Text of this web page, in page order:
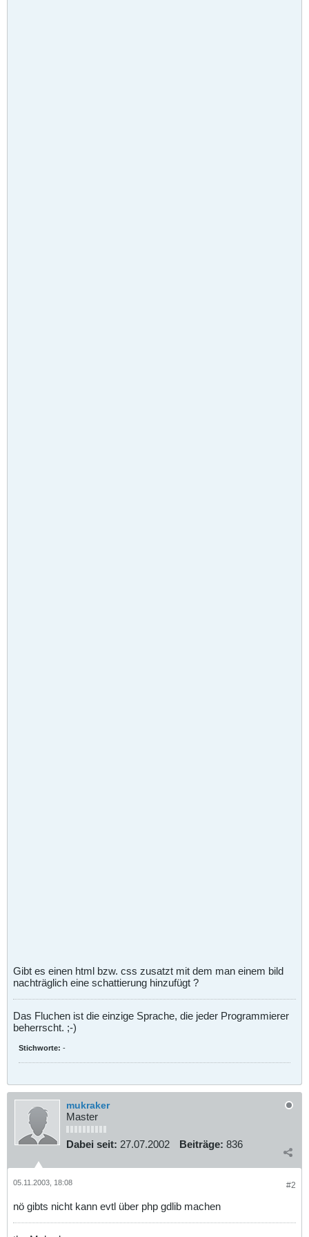
Gibt es einen html bzw. css zusatzt mit dem man einem bild
nachträglich eine schattierung hinzufügt ?
Das Fluchen ist die einzige Sprache, die jeder Programmierer
beherrscht. ;-)
Stichworte: -
mukraker
Master
Dabei seit: 27.07.2002 Beiträge: 836
#2
05.11.2003, 18:08
nö gibts nicht kann evtl über php gdlib machen